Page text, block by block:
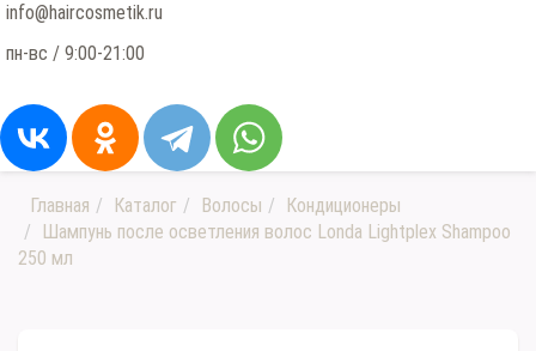
info@haircosmetik.ru
пн-вс / 9:00-21:00
Главная Каталог Волосы
Кондиционеры
Шампунь после осветления волос Londa Lightplex Shampoo
250 мл